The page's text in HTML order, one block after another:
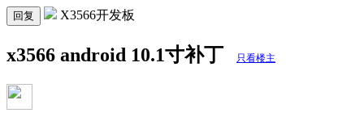
回复 X3566开发板
x3566 android 10.1寸补丁 只看楼主